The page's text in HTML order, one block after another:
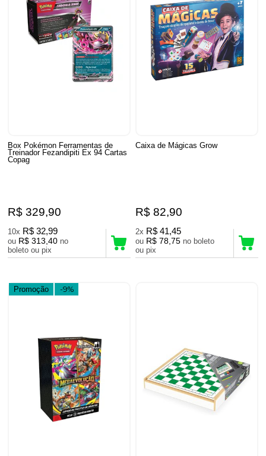
Box Pokémon Ferramentas de
Treinador Fezandipiti Ex 94 Cartas
Copag
R$ 329,90
10x R$ 32,99
ou R$ 313,40 no
boleto ou pix
Caixa de Mágicas Grow
R$ 82,90
2x R$ 41,45
ou R$ 78,75 no boleto
ou pix
Promoção -9%